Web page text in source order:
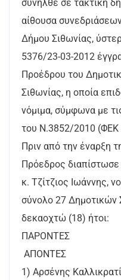
συνήλθε σε τακτική
αίθουσα
Δήμου Σιθωνίας,
5376/23-03-2012
Προέδρου του
Σιθωνίας, η οποία
νόμιμα, σύμφωνα με
του Ν.3852/2010 (ΦΕΚ
Πριν από την έναρξη
Πρόεδρος διαπίστωσε
κ. Τζίτζιος Ιωάννης,
σύνολο 27 Δημοτικών
δεκαοχτώ (18) ήτοι:
ΑΠΟΝΤΕΣ
1) Αρσένης